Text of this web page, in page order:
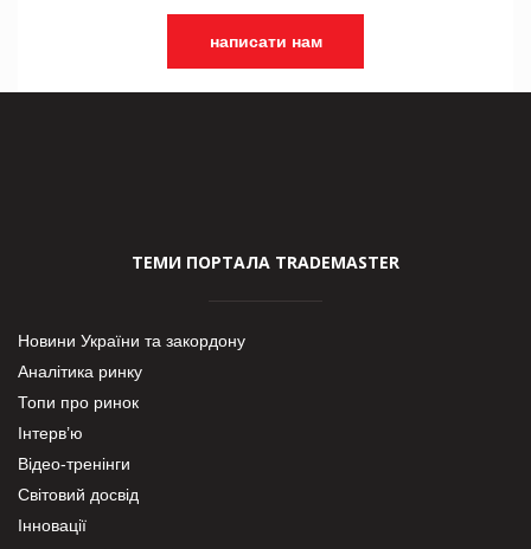
написати нам
ТЕМИ ПОРТАЛА TRADEMASTER
Новини України та закордону
Аналітика ринку
Топи про ринок
Інтерв’ю
Відео-тренінги
Світовий досвід
Інновації